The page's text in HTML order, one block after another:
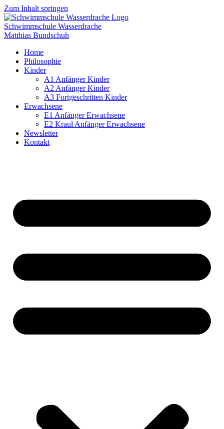
Zum Inhalt springen
Schwimmschule Wasserdrache
Matthias Bundschuh
Home
Philosophie
Kinder
A1 Anfänger Kinder
A2 Anfänger Kinder
A3 Fortgeschritten Kinder
Erwachsene
E1 Anfänger Erwachsene
E2 Kraul Anfänger Erwachsene
Newsletter
Kontakt